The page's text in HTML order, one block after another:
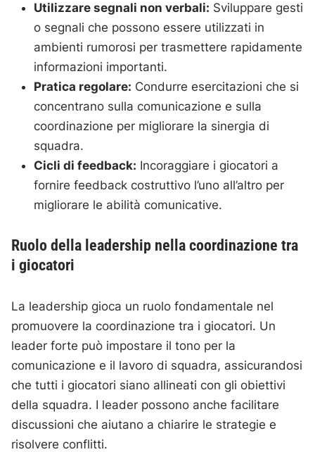
Utilizzare segnali non verbali: Sviluppare gesti
o segnali che possono essere utilizzati in
ambienti rumorosi per trasmettere rapidamente
informazioni importanti.
Pratica regolare: Condurre esercitazioni che si
concentrano sulla comunicazione e sulla
coordinazione per migliorare la sinergia di
squadra.
Cicli di feedback: Incoraggiare i giocatori a
fornire feedback costruttivo l’uno all’altro per
migliorare le abilità comunicative.
Ruolo della leadership nella coordinazione tra
i giocatori
La leadership gioca un ruolo fondamentale nel
promuovere la coordinazione tra i giocatori. Un
leader forte può impostare il tono per la
comunicazione e il lavoro di squadra, assicurandosi
che tutti i giocatori siano allineati con gli obiettivi
della squadra. I leader possono anche facilitare
discussioni che aiutano a chiarire le strategie e
risolvere conflitti.